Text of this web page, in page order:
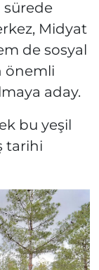
sürede
Midyat
de sosyal
önemli
aday.
bu yeşil
tarihi